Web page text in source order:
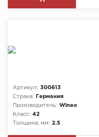
Артикул: 300613
Страна:
Германия
Производитель: Wineo
Класс: 42
Толщина, мм: 2.5